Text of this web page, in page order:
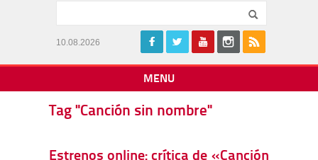
10.08.2026
MENU
Tag "Canción sin nombre"
Estrenos online: crítica de «Canción